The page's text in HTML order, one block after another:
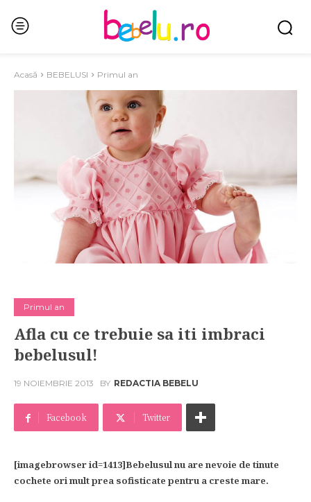
Acasă BEBELUSI Primul an
Primul an
Afla cu ce trebuie sa iti imbraci
bebelusul!
19 NOIEMBRIE 2013 BY REDACTIA BEBELU
Facebook Twitter
[imagebrowser id=1413]Bebelusul nu are nevoie de tinute
cochete ori mult prea sofisticate pentru a creste mare.